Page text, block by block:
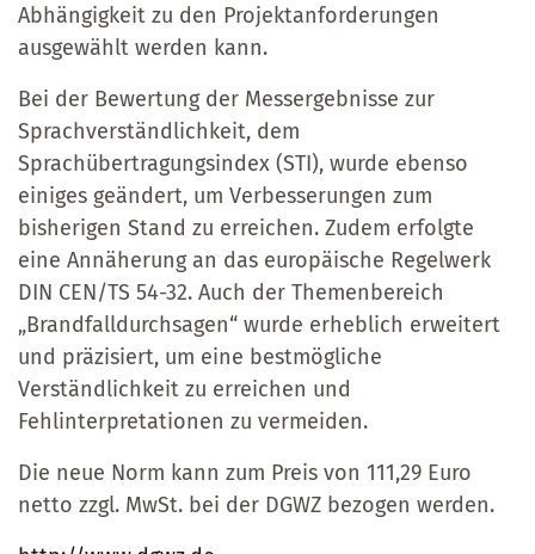
Abhängigkeit zu den Projektanforderungen
ausgewählt werden kann.
Bei der Bewertung der Messergebnisse zur
Sprachverständlichkeit, dem
Sprachübertragungsindex (STI), wurde ebenso
einiges geändert, um Verbesserungen zum
bisherigen Stand zu erreichen. Zudem erfolgte
eine Annäherung an das europäische Regelwerk
DIN CEN/TS 54-32. Auch der Themenbereich
„Brandfalldurchsagen“ wurde erheblich erweitert
und präzisiert, um eine bestmögliche
Verständlichkeit zu erreichen und
Fehlinterpretationen zu vermeiden.
Die neue Norm kann zum Preis von 111,29 Euro
netto zzgl. MwSt. bei der DGWZ bezogen werden.